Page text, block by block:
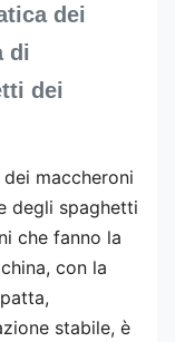
dei
di
dei
maccheroni
degli spaghetti
che fanno la
con la
stabile, è